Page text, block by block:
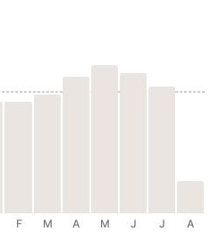
F M A M J J A